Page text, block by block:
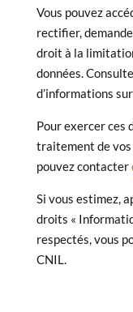
Vous pouvez
rectifier,
droit à la
données.
d’informations
Pour exercer ces
traitement de vos
pouvez contacter
Si vous estimez,
droits «
respectés, vous
CNIL.